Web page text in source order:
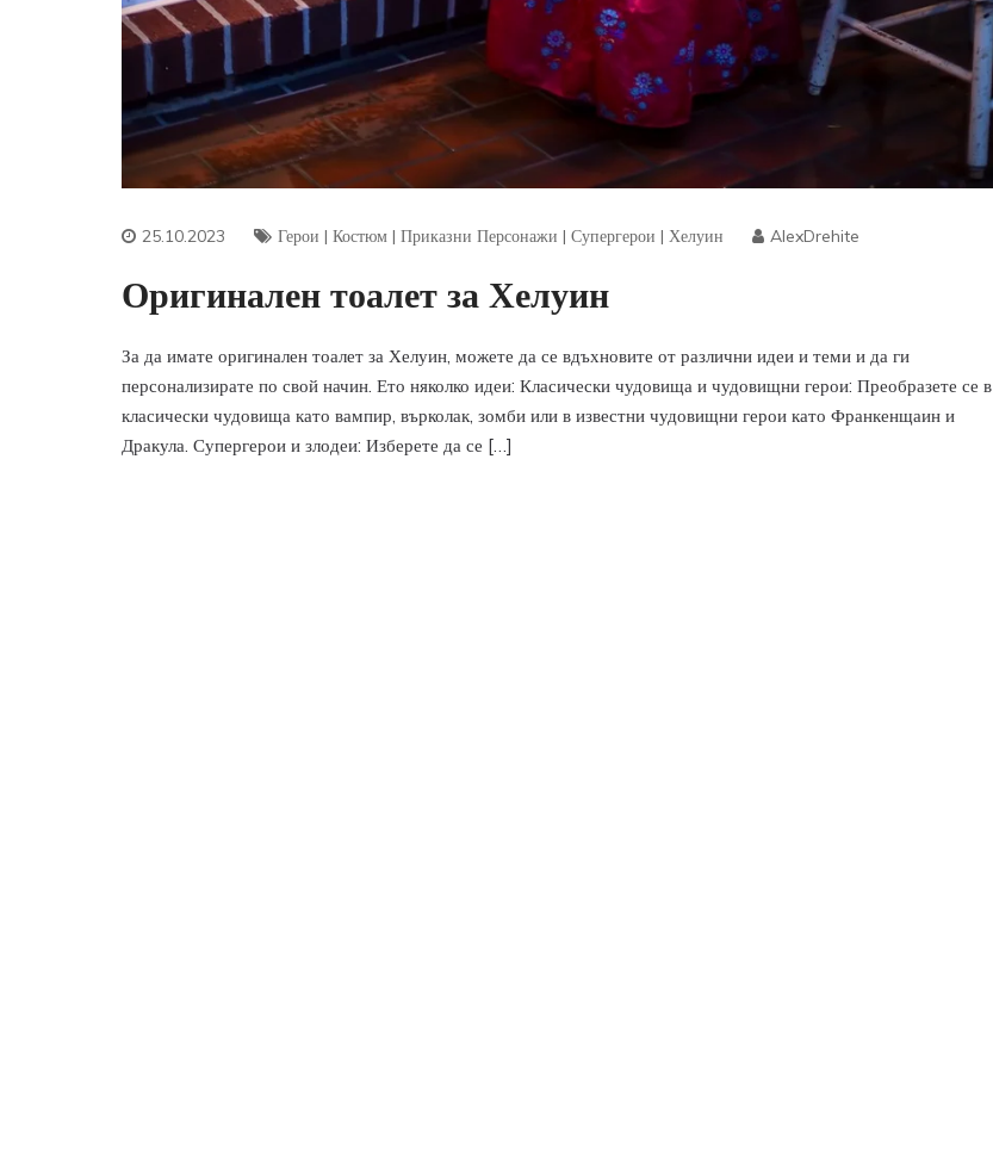
25.10.2023 Герои | Костюм | Приказни Персонажи | Супергерои | Хелуин AlexDrehite
Оригинален тоалет за Хелуин
За да имате оригинален тоалет за Хелуин, можете да се вдъхновите от различни идеи и теми и да ги
персонализирате по свой начин. Ето няколко идеи: Класически чудовища и чудовищни герои: Преобразете се в
класически чудовища като вампир, върколак, зомби или в известни чудовищни герои като Франкенщаин и
Дракула. Супергерои и злодеи: Изберете да се […]